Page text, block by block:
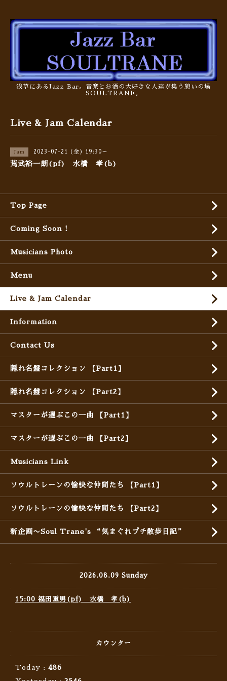
浅草にあるJazz Bar。音楽とお酒の大好きな人達が集う憩いの場
SOULTRANE。
Live & Jam Calendar
Jam 2023-07-21 (金) 19:30～
荒武裕一朗(pf) 水橋 孝(b)
Top Page
Coming Soon !
Musicians Photo
Menu
Live & Jam Calendar
Information
Contact Us
隠れ名盤コレクション 【Part1】
隠れ名盤コレクション 【Part2】
マスターが選ぶこの一曲 【Part1】
マスターが選ぶこの一曲 【Part2】
Musicians Link
ソウルトレーンの愉快な仲間たち 【Part1】
ソウルトレーンの愉快な仲間たち 【Part2】
新企画〜Soul Trane's “気まぐれプチ散歩日記”
2026.08.09 Sunday
15:00 福田重男(pf) 水橋 孝(b)
カウンター
Today : 486